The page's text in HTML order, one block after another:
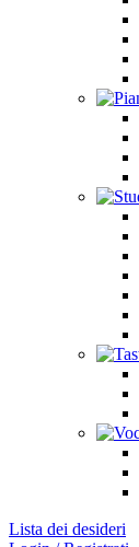
Lista dei desideri